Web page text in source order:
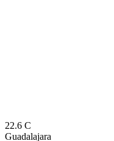
22.6 C
Guadalajara